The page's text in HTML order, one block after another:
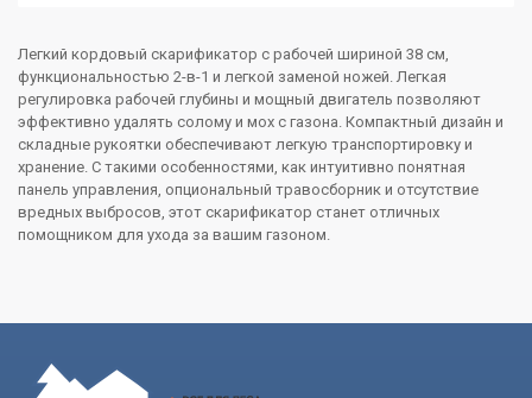
Легкий кордовый скарификатор с рабочей шириной 38 см,
функциональностью 2-в-1 и легкой заменой ножей. Легкая
регулировка рабочей глубины и мощный двигатель позволяют
эффективно удалять солому и мох с газона. Компактный дизайн и
складные рукоятки обеспечивают легкую транспортировку и
хранение. С такими особенностями, как интуитивно понятная
панель управления, опциональный травосборник и отсутствие
вредных выбросов, этот скарификатор станет отличных
помощником для ухода за вашим газоном.